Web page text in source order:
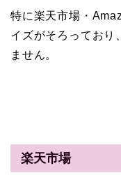
特に楽天市場・
イズがそろっており
ません。
楽天市場